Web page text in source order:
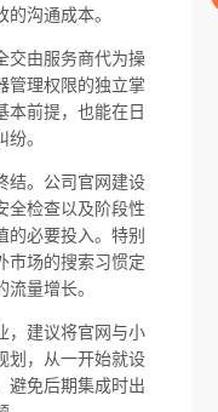
沟通成本。
交由服务商代为操
管理权限的独立掌
本前提，也能在日
。
结。公司官网建设
全检查以及阶段性
的必要投入。特别
市场的搜索习惯定
量增长。
，建议将官网与小
划，从一开始就设
避免后期集成时出